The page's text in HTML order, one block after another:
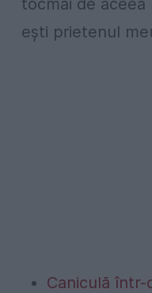
eşti prietenul
Caniculă